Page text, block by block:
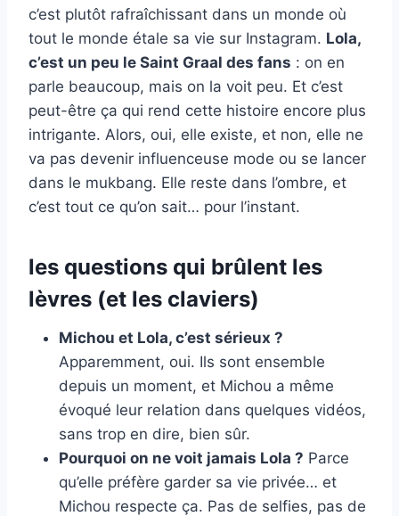
c’est plutôt rafraîchissant dans un monde où
tout le monde étale sa vie sur Instagram. Lola,
c’est un peu le Saint Graal des fans : on en
parle beaucoup, mais on la voit peu. Et c’est
peut-être ça qui rend cette histoire encore plus
intrigante. Alors, oui, elle existe, et non, elle ne
va pas devenir influenceuse mode ou se lancer
dans le mukbang. Elle reste dans l’ombre, et
c’est tout ce qu’on sait… pour l’instant.
les questions qui brûlent les
lèvres (et les claviers)
Michou et Lola, c’est sérieux ?
Apparemment, oui. Ils sont ensemble
depuis un moment, et Michou a même
évoqué leur relation dans quelques vidéos,
sans trop en dire, bien sûr.
Pourquoi on ne voit jamais Lola ? Parce
qu’elle préfère garder sa vie privée… et
Michou respecte ça. Pas de selfies, pas de